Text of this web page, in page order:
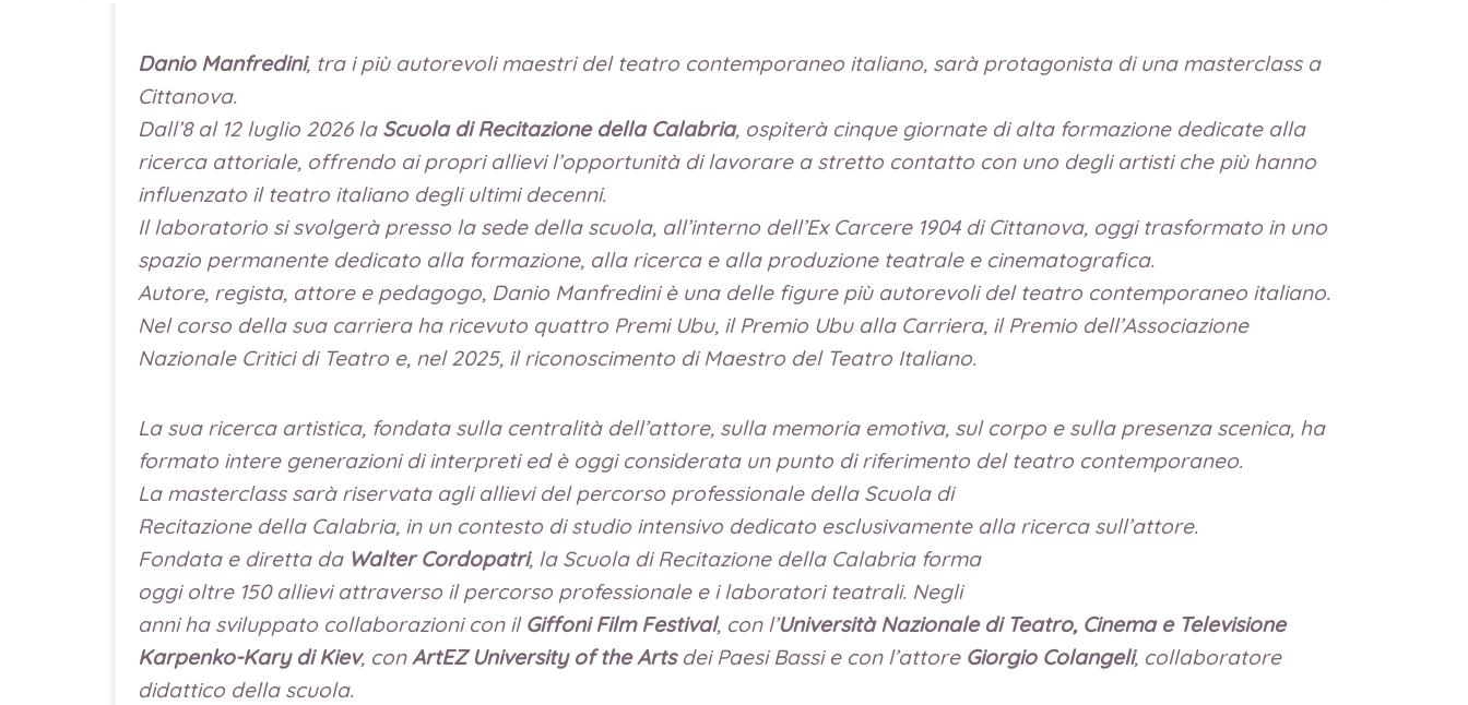
Danio Manfredini, tra i più autorevoli maestri del teatro contemporaneo italiano, sarà protagonista di una masterclass a
Cittanova.
Dall’8 al 12 luglio 2026 la Scuola di Recitazione della Calabria, ospiterà cinque giornate di alta formazione dedicate alla
ricerca attoriale, offrendo ai propri allievi l’opportunità di lavorare a stretto contatto con uno degli artisti che più hanno
influenzato il teatro italiano degli ultimi decenni.
Il laboratorio si svolgerà presso la sede della scuola, all’interno dell’Ex Carcere 1904 di Cittanova, oggi trasformato in uno
spazio permanente dedicato alla formazione, alla ricerca e alla produzione teatrale e cinematografica.
Autore, regista, attore e pedagogo, Danio Manfredini è una delle figure più autorevoli del teatro contemporaneo italiano.
Nel corso della sua carriera ha ricevuto quattro Premi Ubu, il Premio Ubu alla Carriera, il Premio dell’Associazione
Nazionale Critici di Teatro e, nel 2025, il riconoscimento di Maestro del Teatro Italiano.
La sua ricerca artistica, fondata sulla centralità dell’attore, sulla memoria emotiva, sul corpo e sulla presenza scenica, ha
formato intere generazioni di interpreti ed è oggi considerata un punto di riferimento del teatro contemporaneo.
La masterclass sarà riservata agli allievi del percorso professionale della Scuola di
Recitazione della Calabria, in un contesto di studio intensivo dedicato esclusivamente alla ricerca sull’attore.
Fondata e diretta da Walter Cordopatri, la Scuola di Recitazione della Calabria forma
oggi oltre 150 allievi attraverso il percorso professionale e i laboratori teatrali. Negli
anni ha sviluppato collaborazioni con il Giffoni Film Festival, con l’Università Nazionale di Teatro, Cinema e Televisione
Karpenko-Kary di Kiev, conArtEZ University of the Arts dei Paesi Bassi e con l’attore Giorgio Colangeli, collaboratore
didattico della scuola.